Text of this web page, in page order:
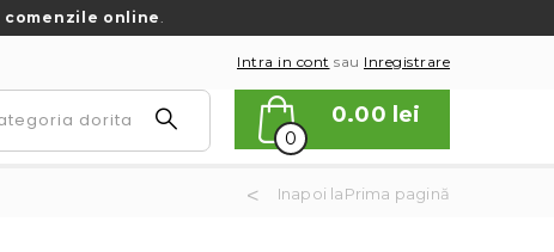
comenzile online.
Intra in cont sau Inregistrare
0
0.00 lei
Inapoi laPrima pagină